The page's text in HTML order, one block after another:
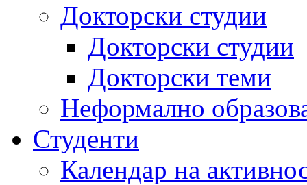
Докторски студии
Докторски студии
Докторски теми
Неформално
Студенти
Календар на